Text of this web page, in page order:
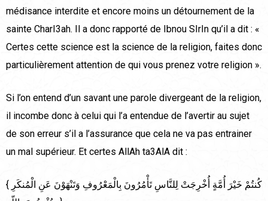
médisance interdite et encore moins un détournement de la
sainte CharI3ah. Il a donc rapporté de Ibnou SIrIn qu’il a dit : «
Certes cette science est la science de la religion, faites donc
particulièrement attention de qui vous prenez votre religion ».
Si l’on entend d’un savant une parole divergeant de la religion,
il incombe donc à celui qui l’a entendue de l’avertir au sujet
de son erreur s’il a l’assurance que cela ne va pas entrainer
un mal supérieur. Et certes AllAh ta3AlA dit :
{ كُنتُمْ خَيْرَ أُمَّةٍ أُخْرِجَتْ لِلنَّاسِ تَأْمُرُونَ بِالْمَعْرُوفِ وَتَنْهَوْنَ عَنِ الْمُنكَرِ